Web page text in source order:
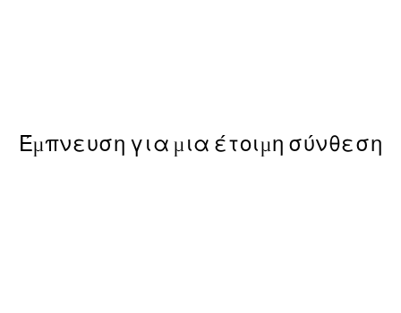
Έμπνευση για μια έτοιμη σύνθεση